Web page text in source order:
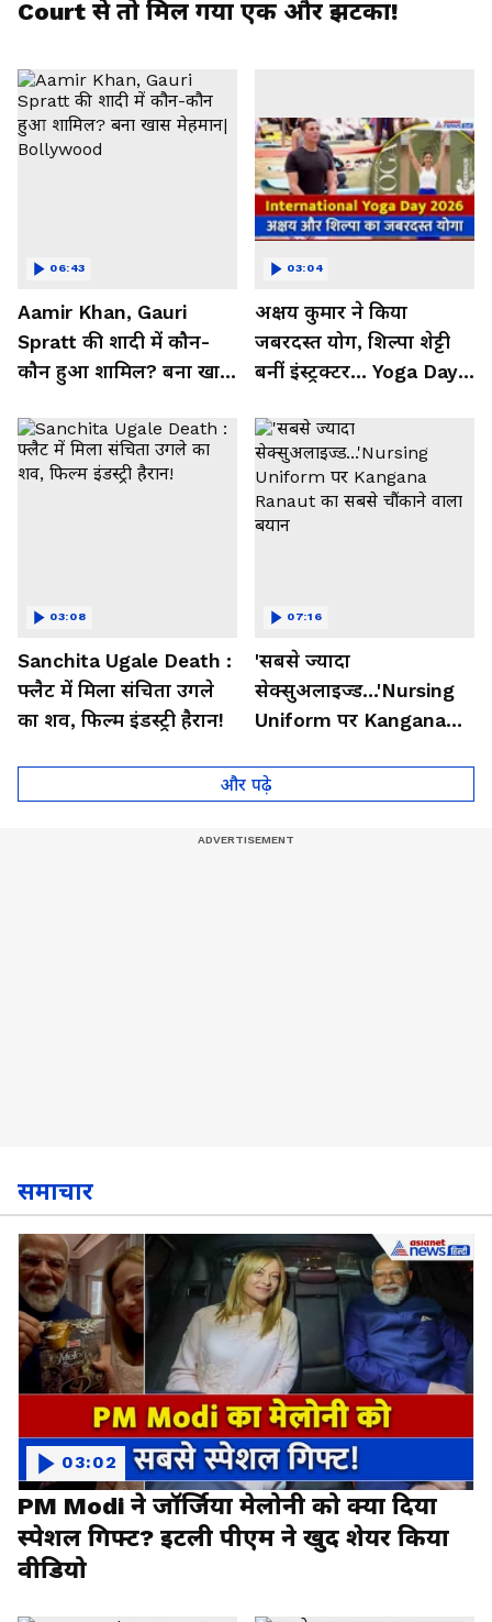
Court से तो मिल गया एक और झटका!
Aamir Khan, Gauri
Spratt की शादी में कौन-
कौन हुआ शामिल? बना खास
06:43
अक्षय कुमार ने किया
जबरदस्त योग, शिल्पा शेट्टी
बनीं इंस्ट्रक्टर... Yoga Day
03:04
Sanchita Ugale Death :
फ्लैट में मिला संचिता उगले
का शव, फिल्म इंडस्ट्री हैरान!
03:08
'सबसे ज्यादा
सेक्सुअलाइज्ड...'Nursing
Uniform पर Kangana
वाला बयान
07:16
और पढ़े
समाचार
PM Modi ने जॉर्जिया मेलोनी को क्या दिया
स्पेशल गिफ्ट? इटली पीएम ने खुद शेयर किया
वीडियो
03:02